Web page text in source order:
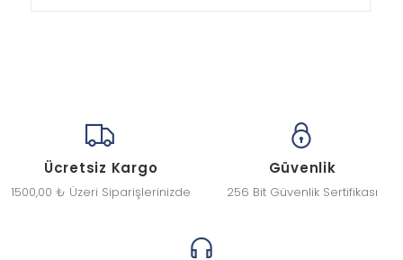
Ücretsiz Kargo
1500,00 ₺ Üzeri Siparişlerinizde
Güvenlik
256 Bit Güvenlik Sertifikası